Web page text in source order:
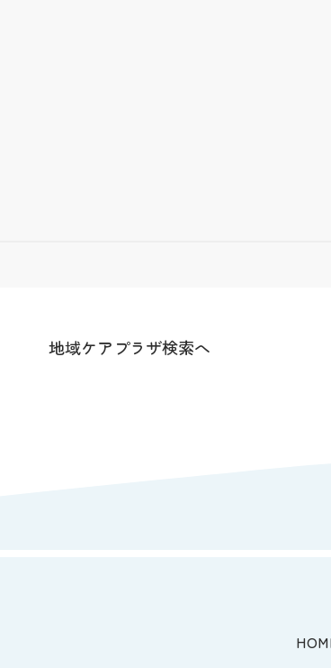
地域ケアプラザ検索へ